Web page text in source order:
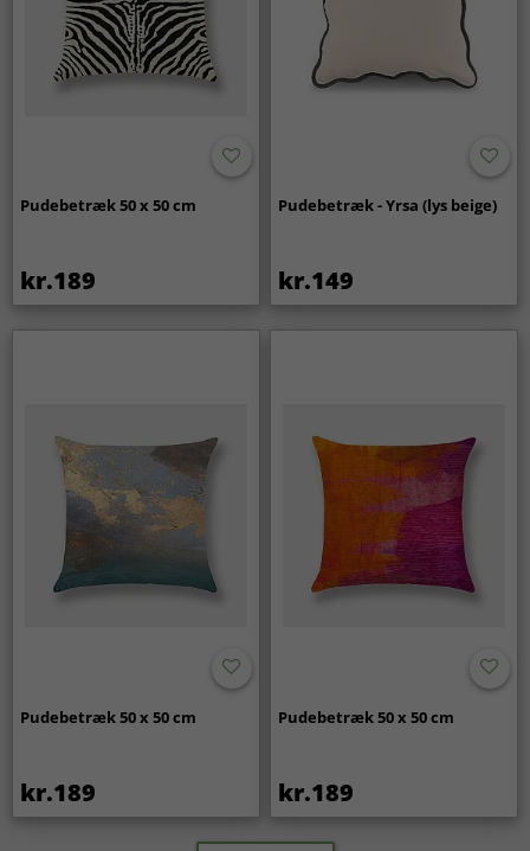
Pudebetræk 50 x 50 cm
kr.189
Pudebetræk - Yrsa (lys beige)
kr.149
Pudebetræk 50 x 50 cm
kr.189
Pudebetræk 50 x 50 cm
kr.189